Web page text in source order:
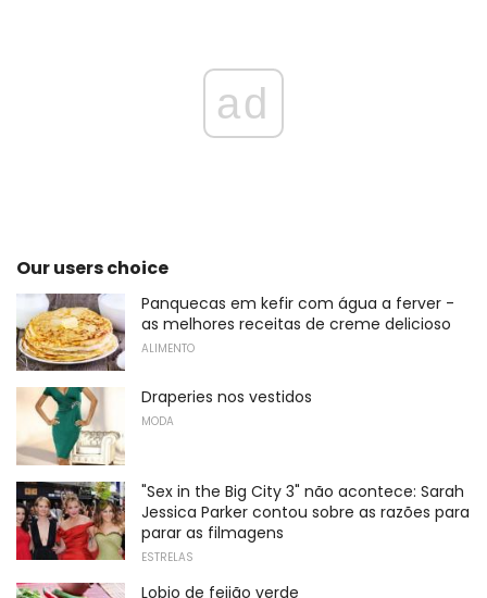
ad
Our users choice
Panquecas em kefir com água a ferver -
as melhores receitas de creme delicioso
ALIMENTO
Draperies nos vestidos
MODA
"Sex in the Big City 3" não acontece: Sarah
Jessica Parker contou sobre as razões para
parar as filmagens
ESTRELAS
Lobio de feijão verde